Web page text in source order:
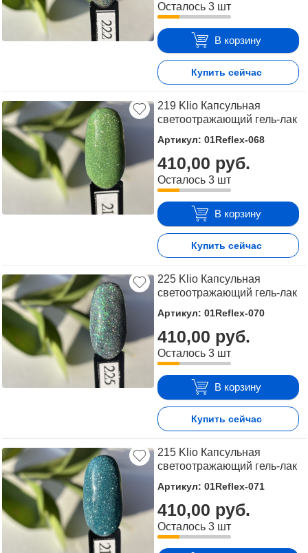
Осталось 3 шт
В корзину
Купить сейчас
219 Klio Капсульная
светоотражающий гель-лак
Артикул: 01Reflex-068
410,00 руб.
Осталось 3 шт
В корзину
Купить сейчас
225 Klio Капсульная
светоотражающий гель-лак
Артикул: 01Reflex-070
410,00 руб.
Осталось 3 шт
В корзину
Купить сейчас
215 Klio Капсульная
светоотражающий гель-лак
Артикул: 01Reflex-071
410,00 руб.
Осталось 3 шт